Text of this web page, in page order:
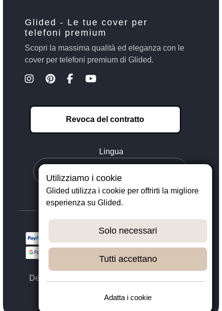
Glided - Le tue cover per
telefoni premium
Scopri la massima qualità ed eleganza con le
cover per telefoni premium di Glided.
Revoca del contratto
Lingua
Designed with ❤️ in Dortmund - © 2023 - 2026,
Utilizziamo i cookie
Glided utilizza i cookie per offrirti la migliore
esperienza su Glided.
Solo necessari
Tutti accettano
Adatta i cookie